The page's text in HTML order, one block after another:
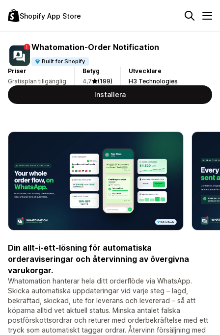
Shopify App Store
Whatomation‑Order Notification
Built for Shopify
Priser
Gratisplan tillgänglig
Betyg
4,7
(199)
Utvecklare
H3 Technologies
Installera
Din allt-i-ett-lösning för automatiska
orderaviseringar och återvinning av övergivna
varukorgar.
Whatomation hanterar hela ditt orderflöde via WhatsApp.
Skicka automatiska uppdateringar vid varje steg – lagd,
bekräftad, skickad, ute för leverans och levererad – så att
köparna alltid vet aktuell status. Minska antalet falska
postförskottsordrar och returer med orderbekräftelse med ett
tryck som automatiskt taggar ordrar. Återvinn försäljning med